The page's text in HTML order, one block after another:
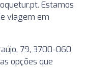
. Estamos
viagem em
79, 3700-060
opções que